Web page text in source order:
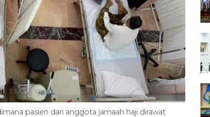
pasien dari anggota jamaah haji dirawat